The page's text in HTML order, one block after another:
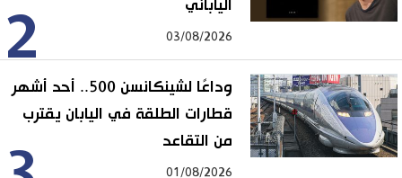
2
الياباني
03/08/2026
وداعًا لشينكانسن 500.. أحد أشهر
قطارات الطلقة في اليابان يقترب
من التقاعد
01/08/2026